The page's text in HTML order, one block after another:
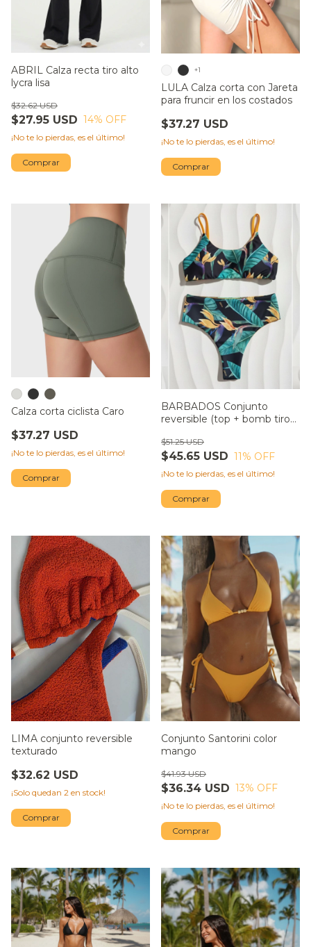
ABRIL Calza recta tiro alto
lycra lisa
$27.95 USD
$32.62 USD
14% OFF
¡No te lo pierdas, es el último!
Comprar
LULA Calza corta con Jareta
para fruncir en los costados
$37.27 USD
¡No te lo pierdas, es el último!
+1
Comprar
Calza corta ciclista Caro
$37.27 USD
¡No te lo pierdas, es el último!
Comprar
BARBADOS Conjunto
reversible (top + bomb tiro
$45.65 USD
$51.25 USD
11% OFF
¡No te lo pierdas, es el último!
Comprar
LIMA conjunto reversible
texturado
$32.62 USD
¡Solo quedan 2 en stock!
Comprar
Conjunto Santorini color
mango
$36.34 USD
$41.93 USD
13% OFF
¡No te lo pierdas, es el último!
Comprar